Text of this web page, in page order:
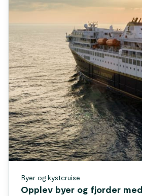
Byer og kystcruise
Opplev byer og fjorder